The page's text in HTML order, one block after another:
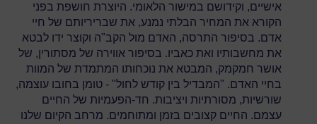
אישיים, וקידושם במישור הלאומי. היוצרת חושפת בפני
הקורא את המחיר הבלתי נמנע, את שבריריותם של חיי
אדם. בסיפור התרסה, האדם מול הקב"ה וקוצר ידו לבטא
את מחשבותיו ואת כאביו. בסיפור אווירה של מסתורין, של
אושר חמקמק, המבטא את נוכחותו המתמדת של המוות
בחיי האדם. "המבדיל בין קודש לחול" - טומן בחובו עוצמה,
שורשיות, מסורתיות ויציבות. חד-הפעמיות של החיים
עצמם. החיים קצובים בזמן ומתוחמים. מרחב הקיום שלנו